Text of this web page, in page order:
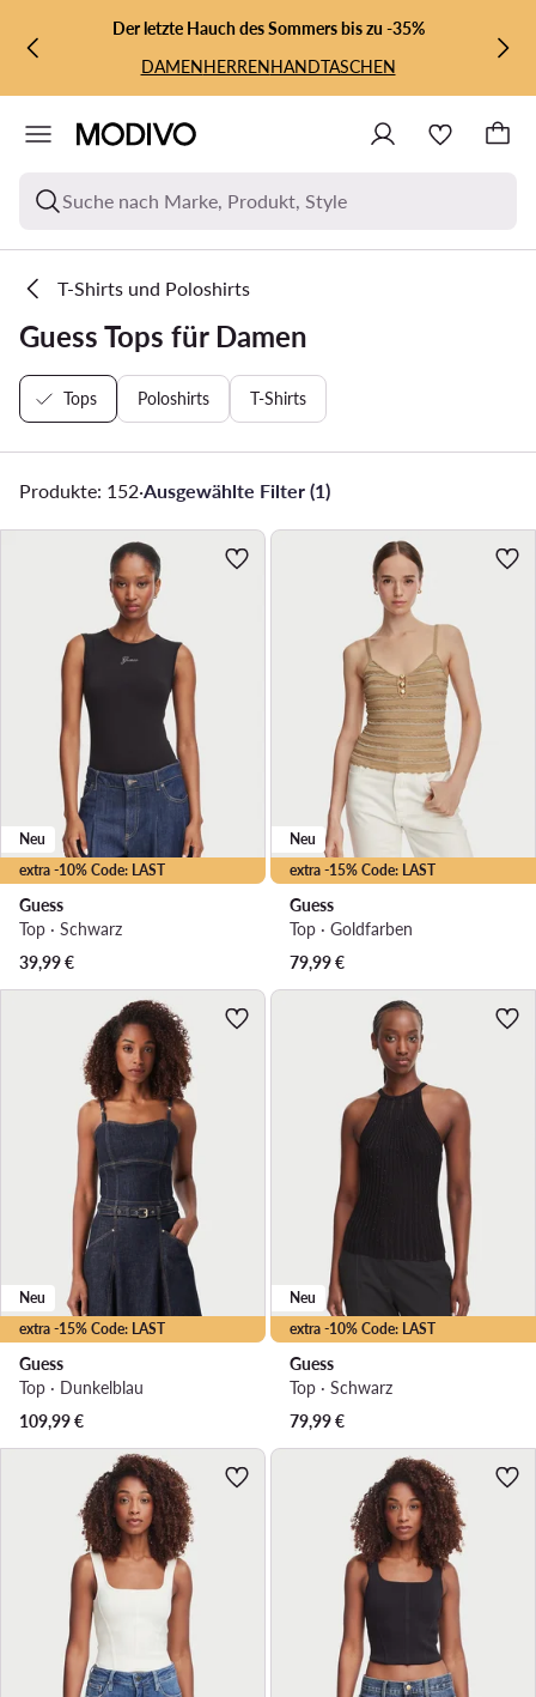
ZUM HAUPTINHALT SPRINGEN
ZUR SUCHEDer letzte Hauch des Sommers bis zu -35%
DAMENHERRENHANDTASCHEN
Suche nach Marke, Produkt, Style
T-Shirts und Poloshirts
Guess Tops für Damen
Tops Poloshirts T-Shirts
Produkte: 152·Ausgewählte Filter (1)
extra -10% Code: LAST
Neu
Guess
Top · Schwarz
39,99€
extra -15% Code: LAST
Neu
Guess
Top · Goldfarben
79,99€
extra -15% Code: LAST
Neu
Guess
Top · Dunkelblau
109,99€
extra -10% Code: LAST
Neu
Guess
Top · Schwarz
79,99€